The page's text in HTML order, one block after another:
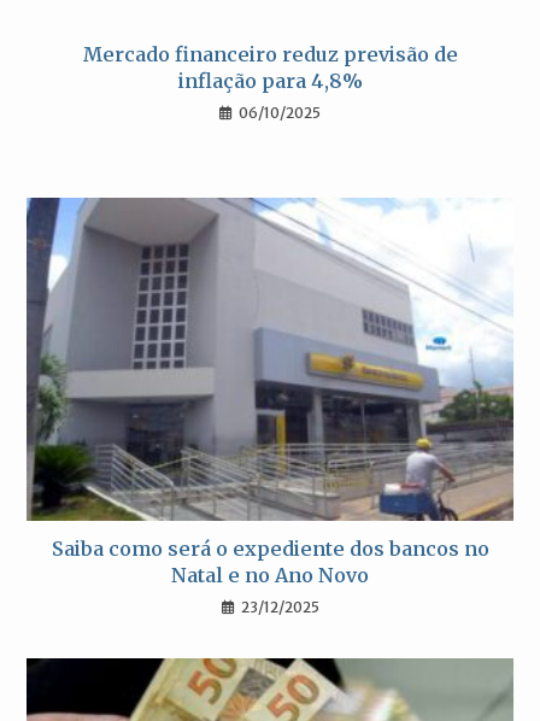
Mercado financeiro reduz previsão de
inflação para 4,8%
06/10/2025
Saiba como será o expediente dos bancos no
Natal e no Ano Novo
23/12/2025